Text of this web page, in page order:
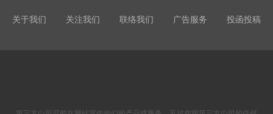
关于我们 关注我们 联络我们 广告服务 投函投稿